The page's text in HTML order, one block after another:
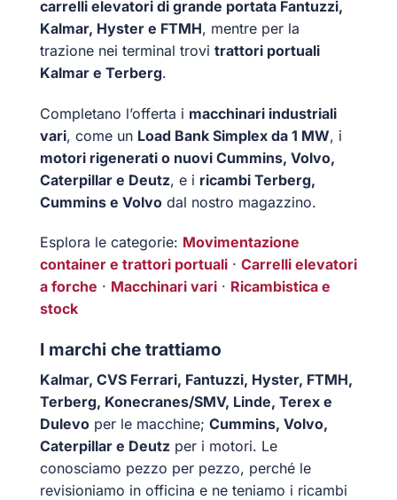
carrelli elevatori di grande portata Fantuzzi,
Kalmar, Hyster e FTMH, mentre per la
trazione nei terminal trovi trattori portuali
Kalmar e Terberg.
Completano l’offerta i macchinari industriali
vari, come un Load Bank Simplex da 1 MW, i
motori rigenerati o nuovi Cummins, Volvo,
Caterpillar e Deutz, e i ricambi Terberg,
Cummins e Volvo dal nostro magazzino.
Esplora le categorie: Movimentazione
container e trattori portuali · Carrelli elevatori
a forche · Macchinari vari · Ricambistica e
stock
I marchi che trattiamo
Kalmar, CVS Ferrari, Fantuzzi, Hyster, FTMH,
Terberg, Konecranes/SMV, Linde, Terex e
Dulevo per le macchine; Cummins, Volvo,
Caterpillar e Deutz per i motori. Le
conosciamo pezzo per pezzo, perché le
revisioniamo in officina e ne teniamo i ricambi